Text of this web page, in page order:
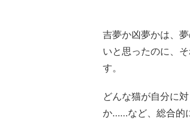
吉夢か凶夢かは、
いと思ったのに、
す。
どんな猫が自分に
か……など、総合的